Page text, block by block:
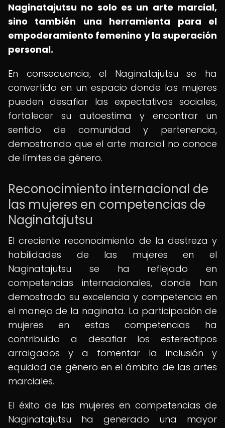
Naginatajutsu no solo es un arte marcial,
sino también una herramienta para el
empoderamiento femenino y la superación
personal.
En consecuencia, el Naginatajutsu se ha
convertido en un espacio donde las mujeres
pueden desafiar las expectativas sociales,
fortalecer su autoestima y encontrar un
sentido de comunidad y pertenencia,
demostrando que el arte marcial no conoce
de límites de género.
Reconocimiento internacional de
las mujeres en competencias de
Naginatajutsu
El creciente reconocimiento de la destreza y
habilidades de las mujeres en el
Naginatajutsu se ha reflejado en
competencias internacionales, donde han
demostrado su excelencia y competencia en
el manejo de la naginata. La participación de
mujeres en estas competencias ha
contribuido a desafiar los estereotipos
arraigados y a fomentar la inclusión y
equidad de género en el ámbito de las artes
marciales.
El éxito de las mujeres en competencias de
Naginatajutsu ha generado una mayor